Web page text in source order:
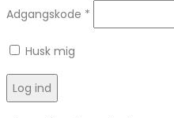
Adgangskode *
Husk mig
Log ind